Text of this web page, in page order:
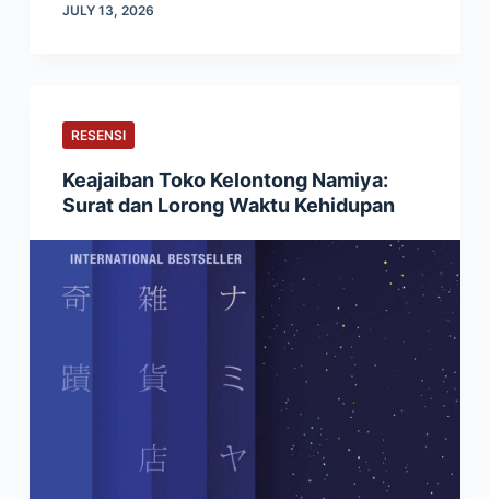
JULY 13, 2026
RESENSI
Keajaiban Toko Kelontong Namiya:
Surat dan Lorong Waktu Kehidupan